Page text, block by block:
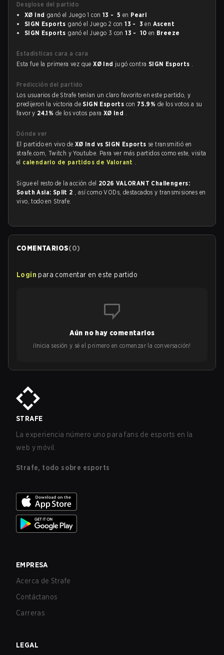
Desglose del partido
XØ Ind ganó el Juego 1 con 13 - 5 en Pearl
SIGN Esports ganó el Juego 2 con13 - 3 en Ascent
SIGN Esports ganó el Juego 3 con13 - 10 en Breeze
Estadísticas cara a cara
Esta fue la primera vez queXØ Ind jugó contra SIGN Esports .
Predicción del partido
Los usuarios de Strafe tenían un claro favorito en este partido, y
predijeron la victoria deSIGN Esports con 75.9% de los votos a su
favor y 24.1% de los votos para XØ Ind .
Dónde ver
El partido en vivo de XØ Ind vs SIGN Esports se transmitió en
strafe.com, Twitch y Youtube. Para ver más partidos como este, visita
el calendario de partidos de Valorant .
Sigue el resto de la acción del 2026 VALORANT Challengers:
South Asia: Split 2 , así como VODs, destacados y transmisiones en
vivo, todo en Strafe.
COMENTARIOS(0)
Login para comentar en este partido
Aún no hay comentarios
¡Inicia sesión y sé el primero en comenzar la conversación!
STRAFE
La experiencia número uno para fans de esports en la
web y móvil.
Strafe, todo sobre esports
EMPRESA
Acerca de Strafe
Contáctanos
Carreras
LEGAL